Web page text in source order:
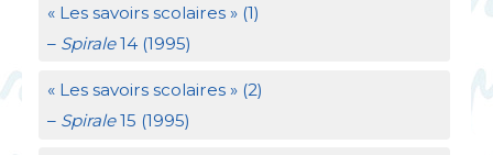
« Les savoirs scolaires » (1)
– Spirale14 (1995)
« Les savoirs scolaires » (2)
– Spirale15 (1995)